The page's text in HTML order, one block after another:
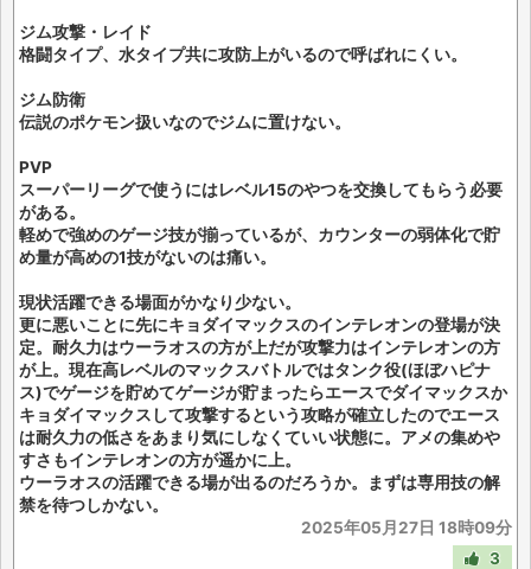
ジム攻撃・レイド
格闘タイプ、水タイプ共に攻防上がいるので呼ばれにくい。
ジム防衛
伝説のポケモン扱いなのでジムに置けない。
PVP
スーパーリーグで使うにはレベル15のやつを交換してもらう必要
がある。
軽めで強めのゲージ技が揃っているが、カウンターの弱体化で貯
め量が高めの1技がないのは痛い。
現状活躍できる場面がかなり少ない。
更に悪いことに先にキョダイマックスのインテレオンの登場が決
定。耐久力はウーラオスの方が上だが攻撃力はインテレオンの方
が上。現在高レベルのマックスバトルではタンク役(ほぼハピナ
ス)でゲージを貯めてゲージが貯まったらエースでダイマックスか
キョダイマックスして攻撃するという攻略が確立したのでエース
は耐久力の低さをあまり気にしなくていい状態に。アメの集めや
すさもインテレオンの方が遥かに上。
ウーラオスの活躍できる場が出るのだろうか。まずは専用技の解
禁を待つしかない。
2025年05月27日 18時09分
3